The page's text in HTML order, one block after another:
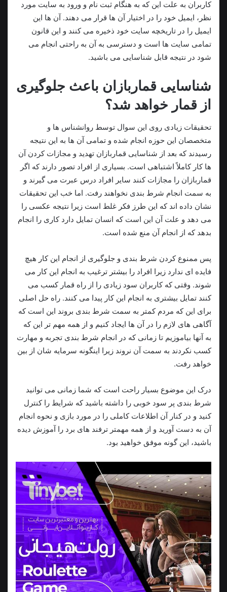
کاربران به‌ علت این‌ که به‌ هنگام ثبت‌ نام و ورود به سایت مورد
نظر، ایمیل خود را در اختیار آن‌ ها قرار می‌ دهند. آن‌ ها این
ایمیل را در تاریخچه سایت خود ذخیره می‌ کنند و این قانون
تمامی سایت‌ ها است و دسترسی به آن به‌ راحتی انجام می‌
شود در نتیجه قابل‌ شناسایی می‌ باشید.
شناسایی قماربازان باعث جلوگیری
از قمار خواهد شد؟
تحقیقات زیادی روی این سوال توسط روانشناس‌ ها و
متخصصان این حوزه انجام‌ شده و تمامی آن‌ ها به این نتیجه
رسیدند که بعد از شناسایی قماربازان تهدید و مجازات کردن آن‌
ها کار کاملاً اشتباهی است. بسیاری از افراد تصور دارند که اگر
قماربازان را مجازات کنند سایر افراد درس عبرت می‌ گیرند و
به سمت انجام شرط‌ بندی نخواهند رفت. اما خب این تحقیقات
نشان داده‌ اند که این طرز فکر غلط است زیرا نتیجه عکسی را
می‌ دهد و علت آن این است که انسان تمایل دارد کاری را انجام
بدهد که از انجام آن منع شده‌ است.
پس ممنوع کردن شرط‌ بندی و جلوگیری از انجام این کار هیچ
فایده‌ ای ندارد زیرا افراد را بیشتر ترغیب به انجام این کار می‌
شوند. وقتی‌ که کاربران سود زیادی را از راه قمار کسب می‌
کنند تمایل بیشتری به انجام این کار پیدا می‌ کنند. راه‌ حل اصلی
برای این‌ که مردم کمتر به سمت شرط‌ بندی بروند این است که
آگاهی‌ های لازم را در آن‌ ها ایجاد کنیم و از همه مهم‌ تر این‌ که
به آنها بیاموزیم تا زمانی‌ که در انجام شرط‌ بندی تجربه و مهارت
کسب نکردند به سمت آن نروند زیرا اینگونه سرمایه‌ شان از بین
خواهد رفت.
درک این موضوع بسیار راحت است که شما زمانی می توانید
شرط بندی پر سود خوبی را داشته باشید که شرایط را کنترل
کنید و در کنار آن اطلاعات کاملی را در مورد بازی و نحوه انجام
آن به دست آورید و از همه مهمتر ترفند های برد را آموزش دیده
باشید، این گونه موفق خواهید بود.